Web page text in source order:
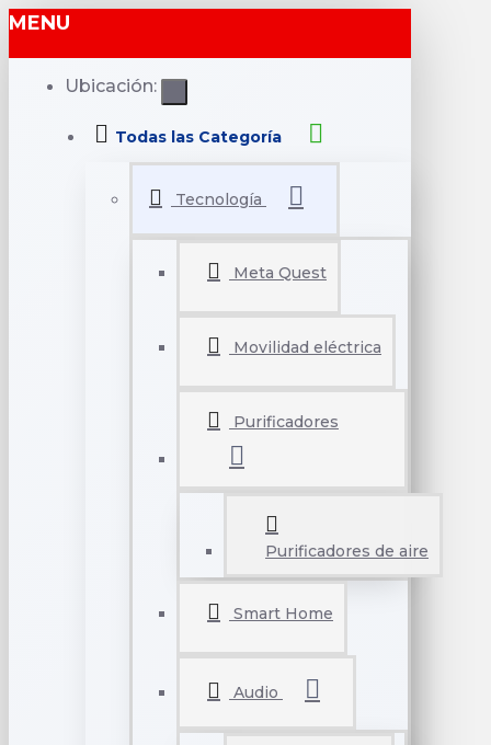
MENU
Ubicación:
Todas las Categoría
Tecnología
Meta Quest
Movilidad eléctrica
Purificadores
Purificadores de aire
Smart Home
Audio